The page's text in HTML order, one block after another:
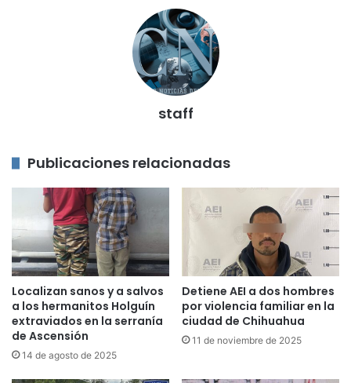
staff
Publicaciones relacionadas
Localizan sanos y a salvos
a los hermanitos Holguín
extraviados en la serranía
de Ascensión
14 de agosto de 2025
Detiene AEI a dos hombres
por violencia familiar en la
ciudad de Chihuahua
11 de noviembre de 2025